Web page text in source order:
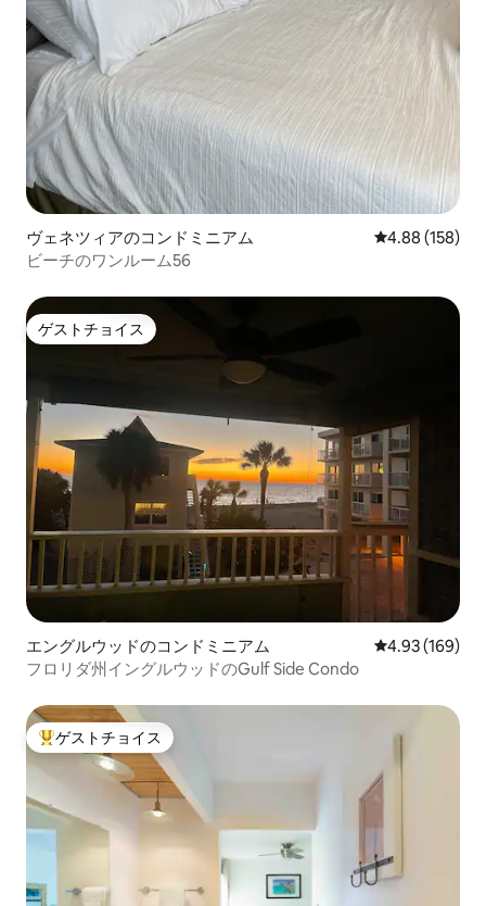
ヴェネツィアのコンドミニアム レビュー158
4.88 (158)
ビーチのワンルーム56
ゲストチョイス
ゲストチョイス
エングルウッドのコンドミニアム レビュー169
4.93 (169)
フロリダ州イングルウッドのGulf Side Condo
大好評のゲストチョイスです。
ゲストチョイス